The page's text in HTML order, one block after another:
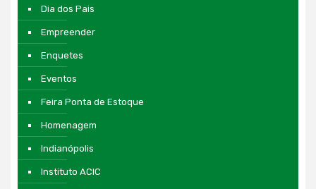
Dia dos Pais
Empreender
Enquetes
Eventos
Feira Ponta de Estoque
Homenagem
Indianópolis
Instituto ACIC